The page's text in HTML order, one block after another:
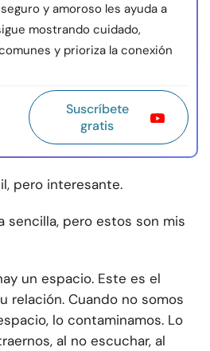
y amoroso les ayuda a
mostrando cuidado,
y prioriza la conexión
Suscríbete
gratis
pero interesante.
sencilla, pero estos son mis
un espacio. Este es el
relación. Cuando no somos
lo contaminamos. Lo
al no escuchar, al